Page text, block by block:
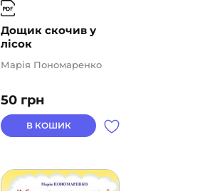
Дощик скочив у
лісок
50 грн
Марія Пономаренко
В КОШИК